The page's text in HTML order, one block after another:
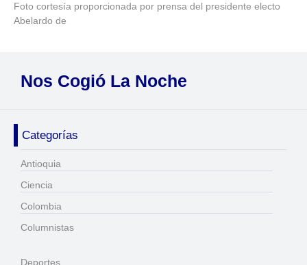
Foto cortesía proporcionada por prensa del presidente electo
Abelardo de
Nos Cogió La Noche
Categorías
Antioquia
Ciencia
Colombia
Columnistas
Deportes